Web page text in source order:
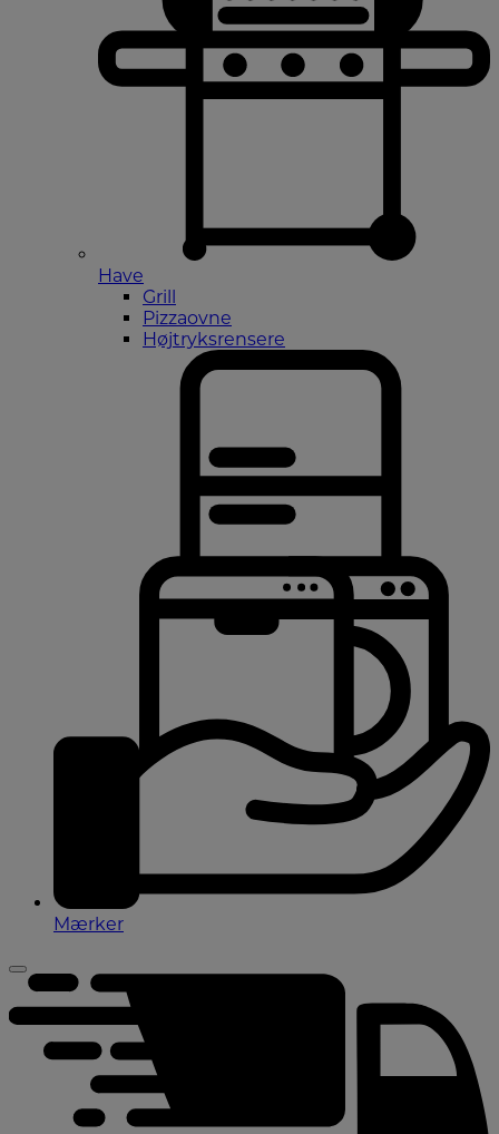
Have
Grill
Pizzaovne
Højtryksrensere
Mærker